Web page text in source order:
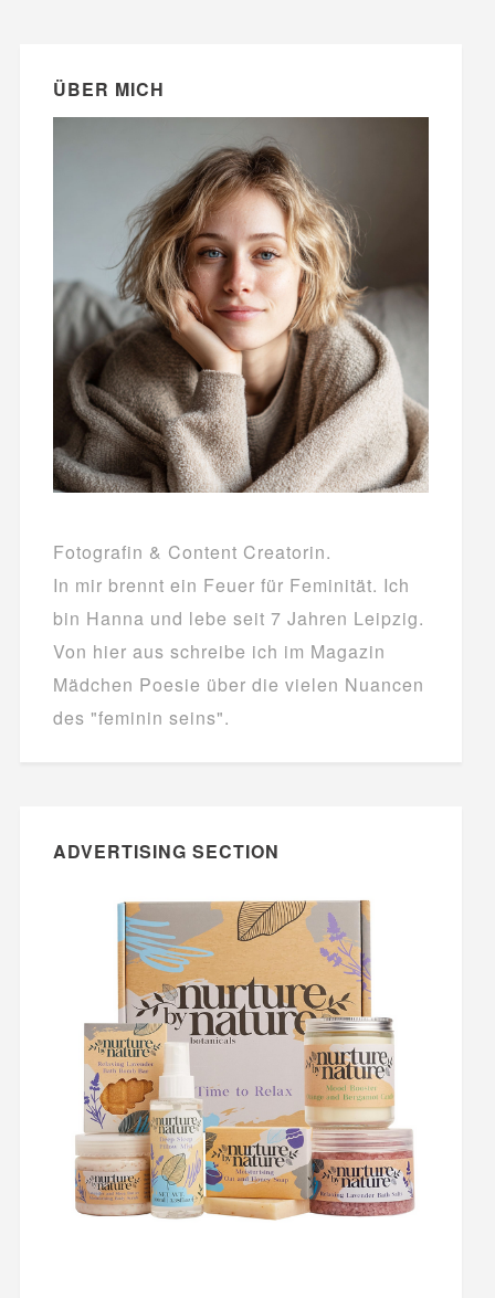
ÜBER MICH
Fotografin & Content Creatorin.
In mir brennt ein Feuer für Feminität. Ich
bin Hanna und lebe seit 7 Jahren Leipzig.
Von hier aus schreibe ich im Magazin
Mädchen Poesie über die vielen Nuancen
des "feminin seins".
ADVERTISING SECTION